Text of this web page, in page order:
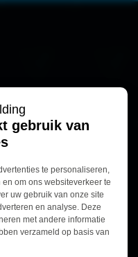
gebruik van
te personaliseren,
om ons websiteverkeer te
uw gebruik van onze site
en analyse. Deze
met andere informatie
verzameld op basis van